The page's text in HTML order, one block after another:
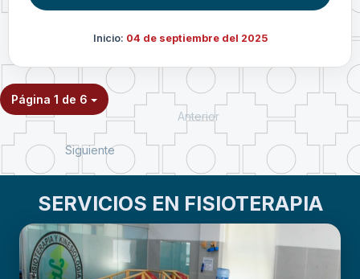
Inicio: 04 de septiembre del 2025
Página 1 de 6
Anterior
Siguiente
SERVICIOS EN FISIOTERAPIA